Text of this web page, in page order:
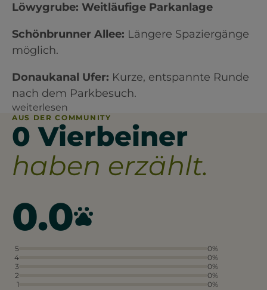
Löwygrube: Weitläufige Parkanlage
Schönbrunner Allee: Längere Spaziergänge
möglich.
Donaukanal Ufer: Kurze, entspannte Runde
nach dem Parkbesuch.
weiterlesen
AUS DER COMMUNITY
0 Vierbeiner
haben erzählt.
0.0
5
0%
4
0%
3
0%
2
0%
1
0%